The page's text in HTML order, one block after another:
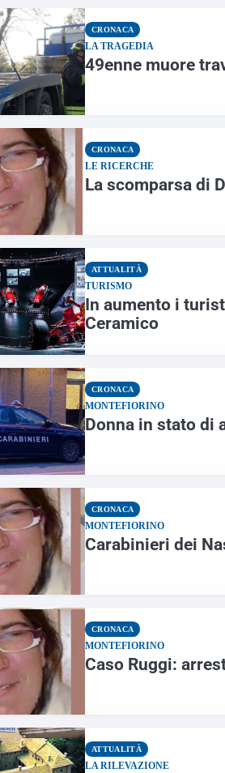
CRONACA
LA TRAGEDIA
49enne muore
CRONACA
LE RICERCHE
La scomparsa di
ATTUALITÀ
TURISMO
In aumento i
Ceramico
CRONACA
MONTEFIORINO
Donna in stato di
CRONACA
MONTEFIORINO
Carabinieri dei
CRONACA
MONTEFIORINO
Caso Ruggi:
ATTUALITÀ
LA RILEVAZIONE